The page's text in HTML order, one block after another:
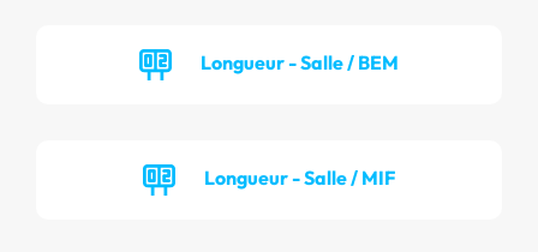
Longueur - Salle / BEM
Longueur - Salle / MIF